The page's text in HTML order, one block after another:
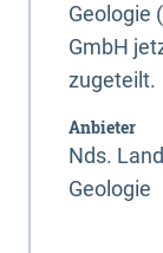
Geologie
GmbH
zugeteilt.
Anbieter
Nds.
Geologie